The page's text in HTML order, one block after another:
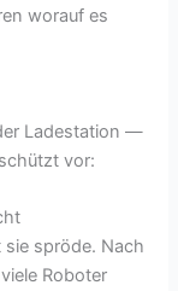
worauf es
Ladestation —
vor:
spröde. Nach
Roboter